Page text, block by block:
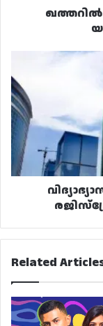
ഖത്തറിൽ
രജിസ്‌ട്രേഷൻ
ആരംഭിച്ച്
മന്ത്രാലയം
Related